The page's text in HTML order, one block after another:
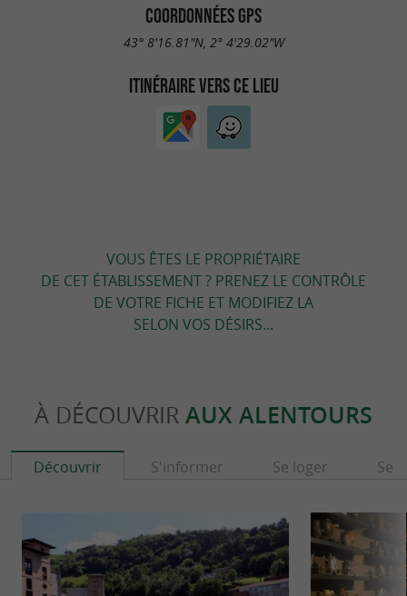
COORDONNÉES GPS
43° 8'16.81"N, 2° 4'29.02"W
ITINÉRAIRE VERS CE LIEU
VOUS ÊTES LE PROPRIÉTAIRE
DE CET ÉTABLISSEMENT ? PRENEZ LE CONTRÔLE
DE VOTRE FICHE ET MODIFIEZ LA
SELON VOS DÉSIRS...
À DÉCOUVRIR AUX ALENTOURS
Découvrir S'informer Se loger Se